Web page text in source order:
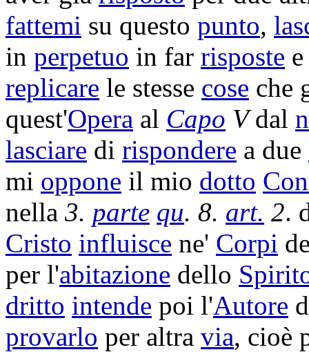
fattemi su questo punto,
in perpetuo in far risposte
replicare le stesse cose che
quest'Opera al Capo Vdal
lasciare di rispondere a due
mi oppone il mio dotto
nella 3. parte qu. 8. art. 2.
Cristo influisce ne' Corpi
per l'abitazione dello
dritto intende poi l'Autore
provarlo per altra via, cioè